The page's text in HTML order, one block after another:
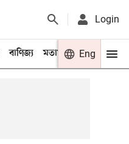
Login
বাণিজ্য মতামত খেলা
Eng